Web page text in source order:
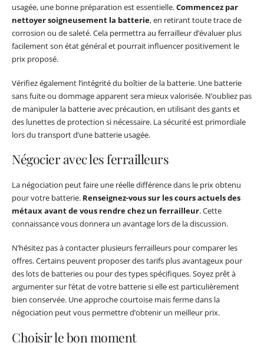
usagée, une bonne préparation est essentielle.Commencez par
nettoyer soigneusement la batterie, en retirant toute trace de
corrosion ou de saleté. Cela permettra au ferrailleur d’évaluer plus
facilement son état général et pourrait influencer positivement le
prix proposé.
Vérifiez également l’intégrité du boîtier de la batterie. Une batterie
sans fuite ou dommage apparent sera mieux valorisée. N’oubliez pas
de manipuler la batterie avec précaution, en utilisant des gants et
des lunettes de protection si nécessaire. La sécurité est primordiale
lors du transport d’une batterie usagée.
Négocier avec les ferrailleurs
La négociation peut faire une réelle différence dans le prix obtenu
pour votre batterie. Renseignez-vous sur les cours actuels des
métaux avant de vous rendre chez un ferrailleur. Cette
connaissance vous donnera un avantage lors de la discussion.
N’hésitez pas à contacter plusieurs ferrailleurs pour comparer les
offres. Certains peuvent proposer des tarifs plus avantageux pour
des lots de batteries ou pour des types spécifiques. Soyez prêt à
argumenter sur l’état de votre batterie si elle est particulièrement
bien conservée. Une approche courtoise mais ferme dans la
négociation peut vous permettre d’obtenir un meilleur prix.
Choisir le bon moment